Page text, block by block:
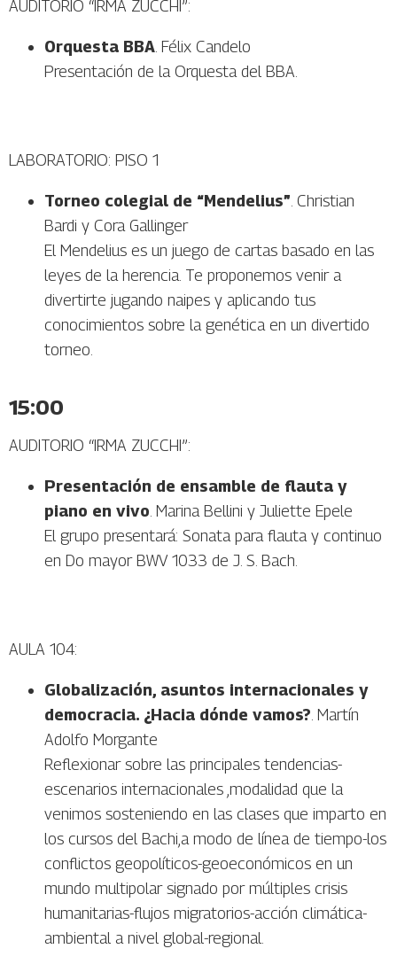
AUDITORIO “IRMA ZUCCHI”:
Orquesta BBA. Félix Candelo
Presentación de la Orquesta del BBA.
LABORATORIO: PISO 1
Torneo colegial de “Mendelius”. Christian
Bardi y Cora Gallinger
El Mendelius es un juego de cartas basado en las
leyes de la herencia. Te proponemos venir a
divertirte jugando naipes y aplicando tus
conocimientos sobre la genética en un divertido
torneo.
15:00
AUDITORIO “IRMA ZUCCHI”:
Presentación de ensamble de flauta y
piano en vivo. Marina Bellini y Juliette Epele
El grupo presentará: Sonata para flauta y continuo
en Do mayor BWV 1033 de J. S. Bach.
AULA 104:
Globalización, asuntos internacionales y
democracia. ¿Hacia dónde vamos?. Martín
Adolfo Morgante
Reflexionar sobre las principales tendencias-
escenarios internacionales ,modalidad que la
venimos sosteniendo en las clases que imparto en
los cursos del Bachi,a modo de línea de tiempo-los
conflictos geopolíticos-geoeconómicos en un
mundo multipolar signado por múltiples crisis
humanitarias-flujos migratorios-acción climática-
ambiental a nivel global-regional.